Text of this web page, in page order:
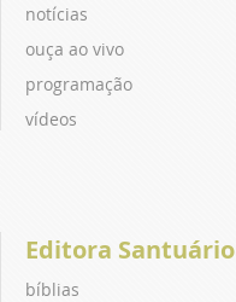
notícias
ouça ao vivo
programação
vídeos
Editora Santuário
bíblias